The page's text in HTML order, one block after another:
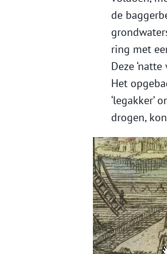
de
ring met
Deze
Het
‘legakker’
drogen,